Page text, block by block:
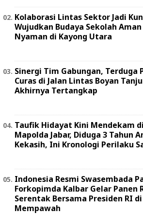
Kolaborasi Lintas Sektor Jadi
Wujudkan Budaya Sekolah
Nyaman di Kayong Utara
Sinergi Tim Gabungan, Terduga
Curas di Jalan Lintas Boyan
Akhirnya Tertangkap
Taufik Hidayat Kini Mendekam
Mapolda Jabar, Diduga 3 Tahun
Kekasih, Ini Kronologi Perilaku
Indonesia Resmi Swasembada
Forkopimda Kalbar Gelar Panen
Serentak Bersama Presiden RI di
Mempawah